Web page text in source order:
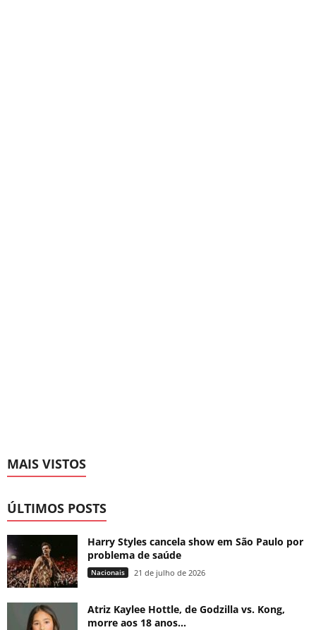
MAIS VISTOS
ÚLTIMOS POSTS
Harry Styles cancela show em São Paulo por
problema de saúde
Nacionais 21 de julho de 2026
Atriz Kaylee Hottle, de Godzilla vs. Kong,
morre aos 18 anos...